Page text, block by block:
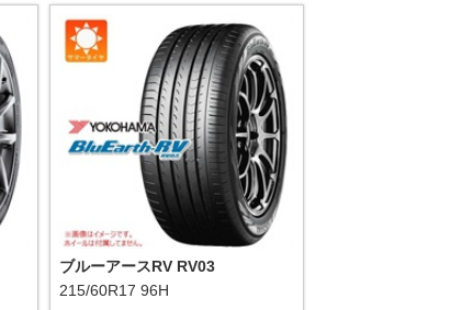
ブルーアースRV RV03
215/60R17 96H